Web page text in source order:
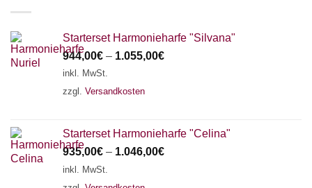
Starterset Harmonieharfe "Silvana"
944,00€ – 1.055,00€
inkl. MwSt.
zzgl. Versandkosten
Starterset Harmonieharfe "Celina"
935,00€ – 1.046,00€
inkl. MwSt.